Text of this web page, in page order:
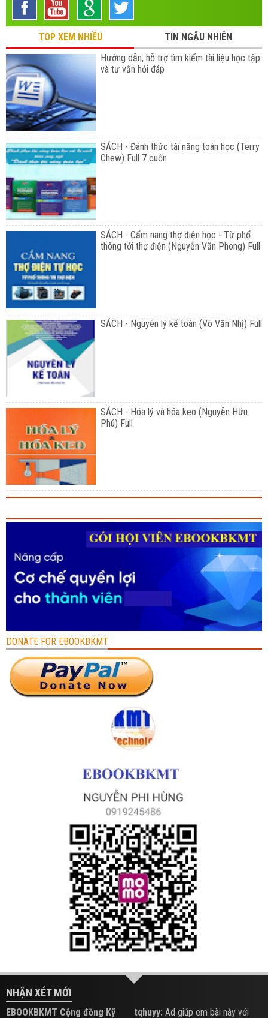
TOP XEM NHIỀU
TIN NGẪU NHIÊN
Hướng dẫn, hỗ trợ tìm kiếm tài liệu học tập
và tư vấn hỏi đáp
SÁCH - Đánh thức tài năng toán học (Terry
Chew) Full 7 cuốn
SÁCH - Cẩm nang thợ điện học - Từ phổ
thông tới thợ điện (Nguyễn Văn Phong) Full
SÁCH - Nguyên lý kế toán (Võ Văn Nhị) Full
SÁCH - Hóa lý và hóa keo (Nguyễn Hữu
Phú) Full
DONATE FOR EBOOKBKMT
NHẬN XÉT MỚI
EBOOKBKMT Cộng đồng Kỹ tqhuyy: Ad giúp em bài này với